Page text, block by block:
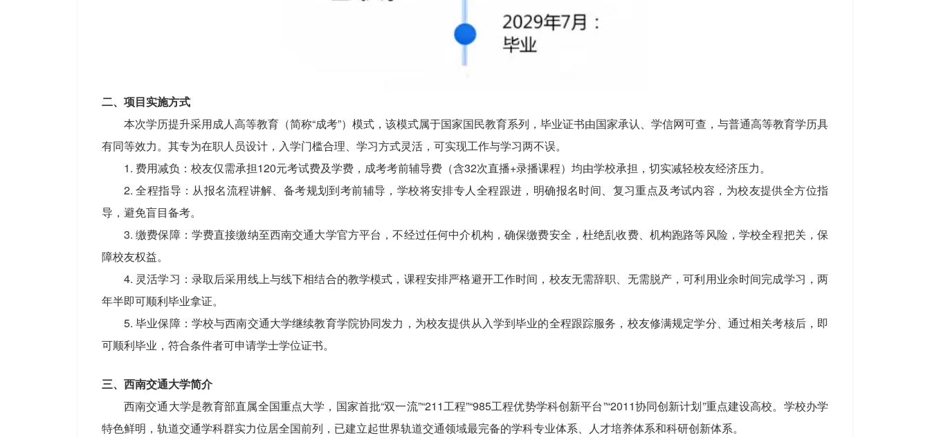
二、项目实施方式
本次学历提升采用成人高等教育（简称“成考”）模式，该模式属于国家国民教育系列，毕业证书由国家承认、学信网可查，与普通高等教育学历具
有同等效力。其专为在职人员设计，入学门槛合理、学习方式灵活，可实现工作与学习两不误。
1. 费用减负：校友仅需承担120元考试费及学费，成考考前辅导费（含32次直播+录播课程）均由学校承担，切实减轻校友经济压力。
2. 全程指导：从报名流程讲解、备考规划到考前辅导，学校将安排专人全程跟进，明确报名时间、复习重点及考试内容，为校友提供全方位指
导，避免盲目备考。
3. 缴费保障：学费直接缴纳至西南交通大学官方平台，不经过任何中介机构，确保缴费安全，杜绝乱收费、机构跑路等风险，学校全程把关，保
障校友权益。
4. 灵活学习：录取后采用线上与线下相结合的教学模式，课程安排严格避开工作时间，校友无需辞职、无需脱产，可利用业余时间完成学习，两
年半即可顺利毕业拿证。
5. 毕业保障：学校与西南交通大学继续教育学院协同发力，为校友提供从入学到毕业的全程跟踪服务，校友修满规定学分、通过相关考核后，即
可顺利毕业，符合条件者可申请学士学位证书。
三、西南交通大学简介
西南交通大学是教育部直属全国重点大学，国家首批“双一流”“211工程”“985工程优势学科创新平台”“2011协同创新计划”重点建设高校。学校办学
特色鲜明，轨道交通学科群实力位居全国前列，已建立起世界轨道交通领域最完备的学科专业体系、人才培养体系和科研创新体系。